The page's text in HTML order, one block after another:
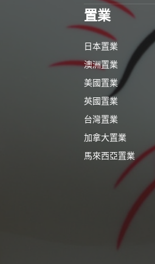
置業
日本置業
澳洲置業
美國置業
英國置業
台灣置業
加拿大置業
馬來西亞置業